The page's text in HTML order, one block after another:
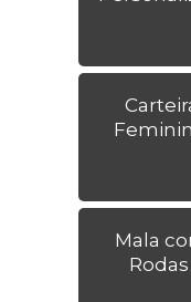
Mala
Rodas